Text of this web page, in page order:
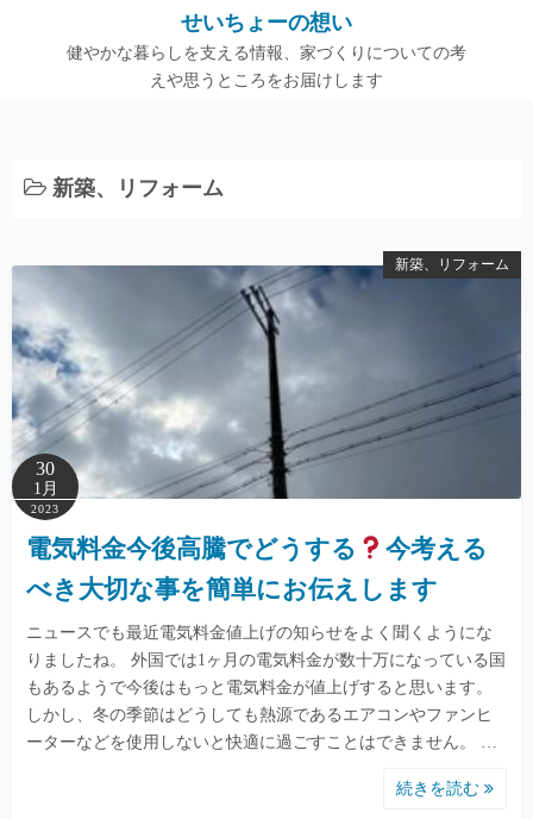
ッ
せいちょーの想い
健やかな暮らしを支える情報、家づくりについての考
えや思うところをお届けします
新築、リフォーム
新築、リフォーム
30
1月
2023
電気料金今後高騰でどうする
今考える
べき大切な事を簡単にお伝えします
ニュースでも最近電気料金値上げの知らせをよく聞くようにな
りましたね。 外国では1ヶ月の電気料金が数十万になっている国
もあるようで今後はもっと電気料金が値上げすると思います。
しかし、冬の季節はどうしても熱源であるエアコンやファンヒ
ーターなどを使用しないと快適に過ごすことはできません。 …
続きを読む